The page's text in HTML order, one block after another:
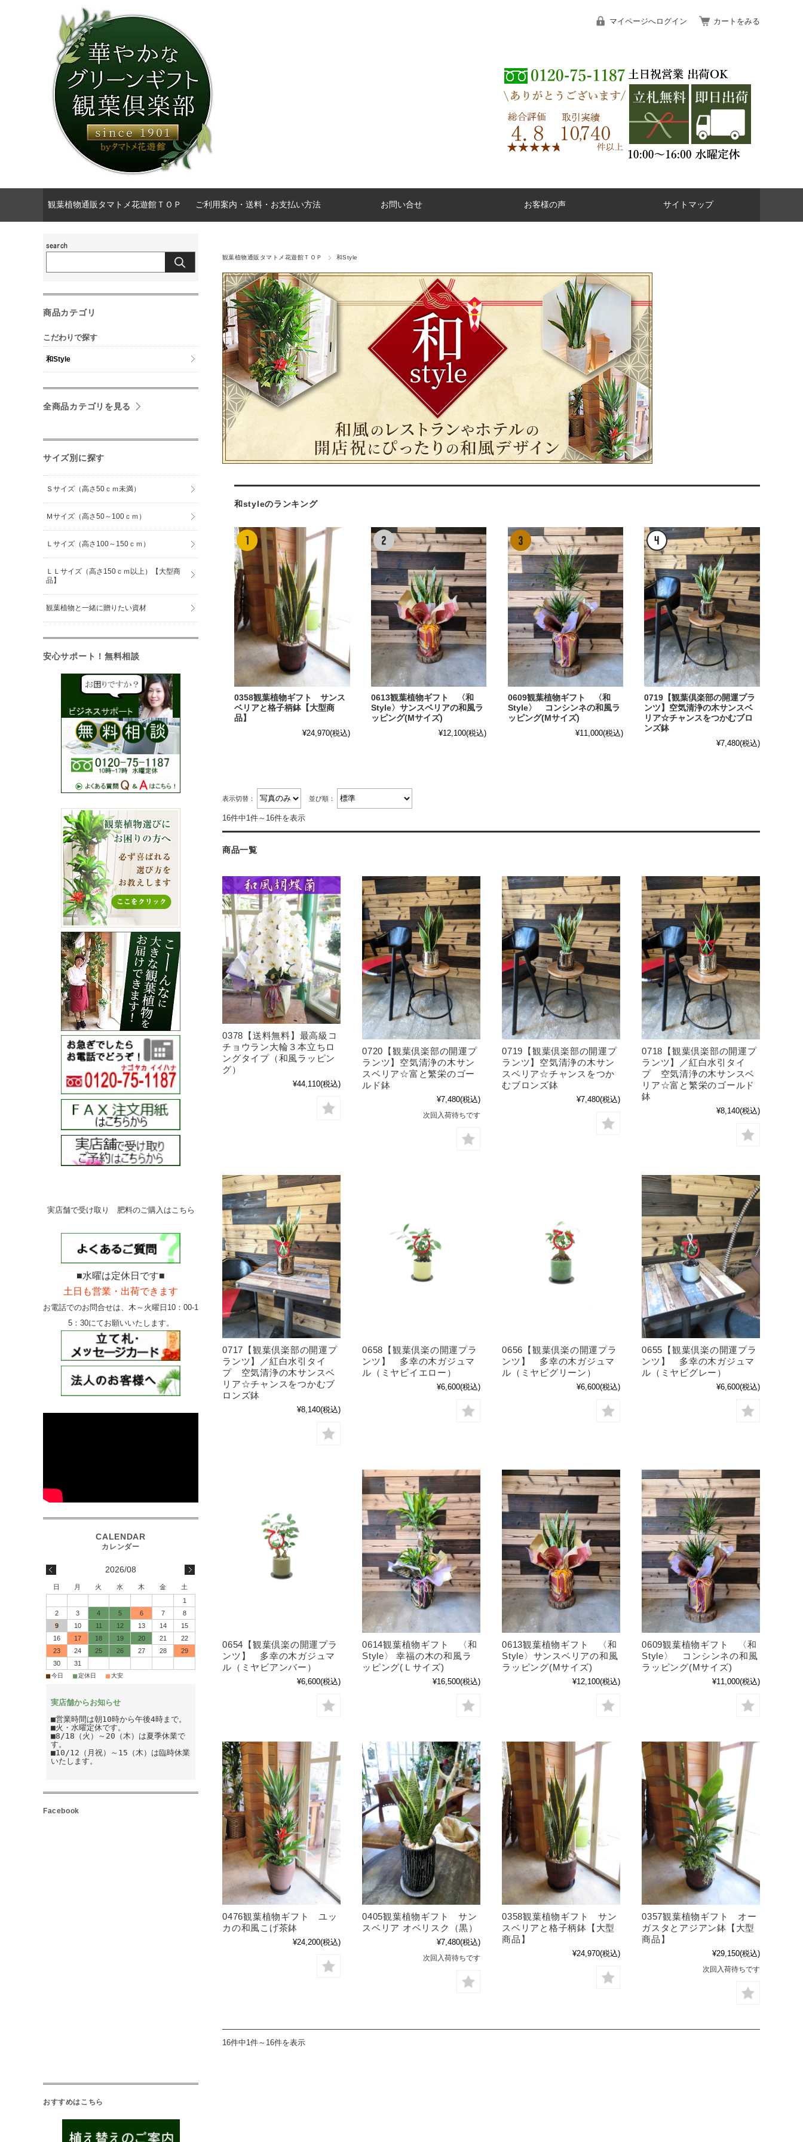
マイページへログイン カートをみる
観葉植物通販タマトメ花遊館ＴＯＰ ご利用案内・送料・お支払い方法 お問い合せ お客様の声 サイトマップ
観葉植物通販タマトメ花遊館ＴＯＰ 和Style
和styleのランキング
0358観葉植物ギフト サンス
ベリアと格子柄鉢【大型商
品】
¥24,970(税込)
0613観葉植物ギフト 〈和
Style〉サンスベリアの和風ラ
ッピング(Mサイズ)
¥12,100(税込)
0609観葉植物ギフト 〈和
Style〉 コンシンネの和風ラ
ッピング(Mサイズ)
¥11,000(税込)
0719【観葉倶楽部の開運プラ
ンツ】空気清浄の木サンスベ
リア☆チャンスをつかむブロ
ンズ鉢
¥7,480(税込)
表示切替： 並び順：
16件中1件～16件を表示
商品一覧
0378【送料無料】最高級コ
チョウラン大輪３本立ちロ
ングタイプ（和風ラッピン
グ）
¥44,110(税込)
0720【観葉倶楽部の開運プ
ランツ】空気清浄の木サン
スベリア☆富と繁栄のゴー
ルド鉢
¥7,480(税込)
次回入荷待ちです
0719【観葉倶楽部の開運プ
ランツ】空気清浄の木サン
スベリア☆チャンスをつか
むブロンズ鉢
¥7,480(税込)
0718【観葉倶楽部の開運プ
ランツ】／紅白水引タイ
プ 空気清浄の木サンスベ
リア☆富と繁栄のゴールド
鉢
¥8,140(税込)
0717【観葉倶楽部の開運プ
ランツ】／紅白水引タイ
プ 空気清浄の木サンスベ
リア☆チャンスをつかむブ
ロンズ鉢
¥8,140(税込)
0658【観葉倶楽の開運プラ
ンツ】 多幸の木ガジュマ
ル（ミヤビイエロー）
¥6,600(税込)
0656【観葉倶楽の開運プラ
ンツ】 多幸の木ガジュマ
ル（ミヤビグリーン）
¥6,600(税込)
0655【観葉倶楽の開運プラ
ンツ】 多幸の木ガジュマ
ル（ミヤビグレー）
¥6,600(税込)
0654【観葉倶楽の開運プラ
ンツ】 多幸の木ガジュマ
ル（ミヤビアンバー）
¥6,600(税込)
0614観葉植物ギフト 〈和
Style〉 幸福の木の和風ラ
ッピング(Ｌサイズ)
¥16,500(税込)
0613観葉植物ギフト 〈和
Style〉サンスベリアの和風
ラッピング(Mサイズ)
¥12,100(税込)
0609観葉植物ギフト 〈和
Style〉 コンシンネの和風
ラッピング(Mサイズ)
¥11,000(税込)
0476観葉植物ギフト ユッ
カの和風こげ茶鉢
¥24,200(税込)
0405観葉植物ギフト サン
スベリア オベリスク（黒）
¥7,480(税込)
次回入荷待ちです
0358観葉植物ギフト サン
スベリアと格子柄鉢【大型
商品】
¥24,970(税込)
0357観葉植物ギフト オー
ガスタとアジアン鉢【大型
商品】
¥29,150(税込)
次回入荷待ちです
16件中1件～16件を表示
商品カテゴリ
こだわりで探す
和Style
全商品カテゴリを見る
サイズ別に探す
Ｓサイズ（高さ50ｃｍ未満）
Ｍサイズ（高さ50～100ｃｍ）
Ｌサイズ（高さ100～150ｃｍ）
ＬＬサイズ（高さ150ｃｍ以上）【大型商
品】
観葉植物と一緒に贈りたい資材
安心サポート！無料相談
実店舗で受け取り 肥料のご購入はこちら
■水曜は定休日です■
土日も営業・出荷できます
お電話でのお問合せは、 木～火曜日10：00-1
5：30にてお願いいたします。
2026/08
日 月 火 水 木 金
土
1
2
3 4 5 6 7
8
9
10 11 12 13 14
15
16
17 18 19 20 21
22
23
24 25 26 27 28
29
30
31
■今日 ■定休日 ■大安
実店舗からお知らせ
■営業時間は朝10時から午後4時まで。
■火・水曜定休です。
■8/18（火）～20（木）は夏季休業で
す。
■10/12（月祝）～15（木）は臨時休業
いたします。
Facebook
おすすめはこちら